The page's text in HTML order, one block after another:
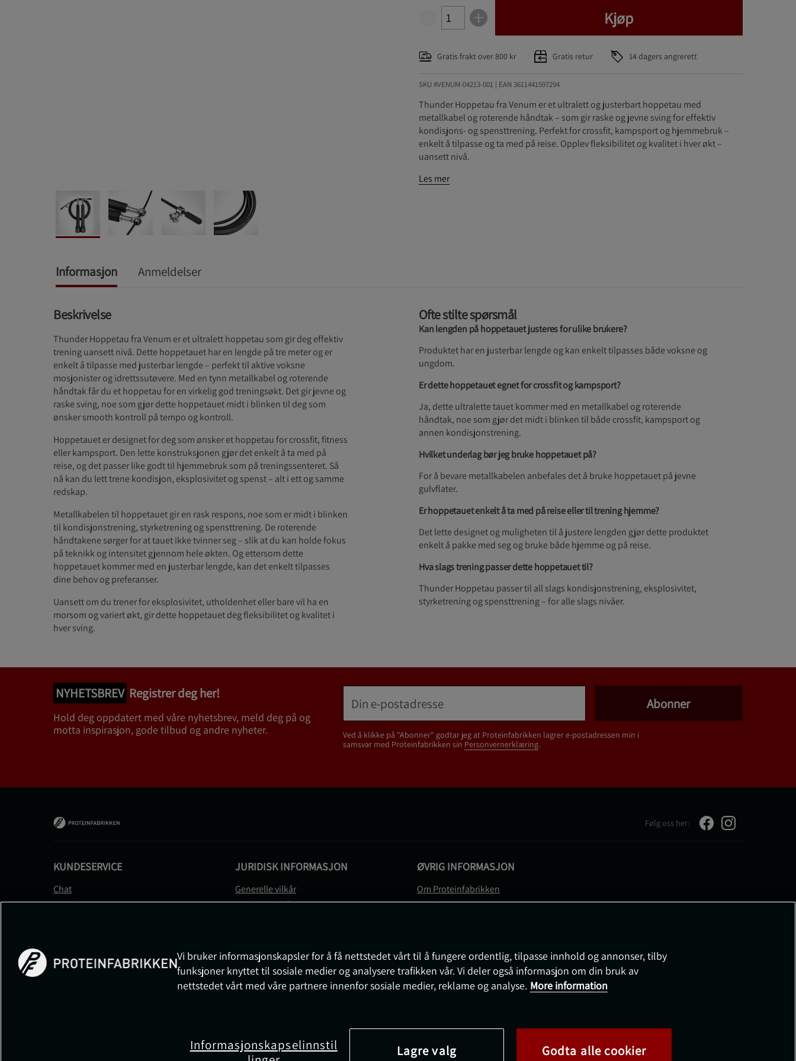
Kjøp
Gratis frakt over 800 kr Gratis retur 14 dagers angrerett
SKU #VENUM-04213-001 | EAN 3611441597294
Thunder Hoppetau fra Venum er et ultralett og justerbart hoppetau med
metallkabel og roterende håndtak – som gir raske og jevne sving for effektiv
kondisjons- og spensttrening. Perfekt for crossfit, kampsport og hjemmebruk –
enkelt å tilpasse og ta med på reise. Opplev fleksibilitet og kvalitet i hver økt –
uansett nivå.
Les mer
Informasjon Anmeldelser
Beskrivelse
Thunder Hoppetau fra Venum er et ultralett hoppetau som gir deg effektiv
trening uansett nivå. Dette hoppetauet har en lengde på tre meter og er
enkelt å tilpasse med justerbar lengde – perfekt til aktive voksne
mosjonister og idrettssutøvere. Med en tynn metallkabel og roterende
håndtak får du et hoppetau for en virkelig god treningsøkt. Det gir jevne og
raske sving, noe som gjør dette hoppetauet midt i blinken til deg som
ønsker smooth kontroll på tempo og kontroll.
Hoppetauet er designet for deg som ønsker et hoppetau for crossfit, fitness
eller kampsport. Den lette konstruksjonen gjør det enkelt å ta med på
reise, og det passer like godt til hjemmebruk som på treningssenteret. Så
nå kan du lett trene kondisjon, eksplosivitet og spenst – alt i ett og samme
redskap.
Metallkabelen til hoppetauet gir en rask respons, noe som er midt i blinken
til kondisjonstrening, styrketrening og spensttrening. De roterende
håndtakene sørger for at tauet ikke tvinner seg – slik at du kan holde fokus
på teknikk og intensitet gjennom hele økten. Og ettersom dette
hoppetauet kommer med en justerbar lengde, kan det enkelt tilpasses
dine behov og preferanser.
Uansett om du trener for eksplosivitet, utholdenhet eller bare vil ha en
morsom og variert økt, gir dette hoppetauet deg fleksibilitet og kvalitet i
hver sving.
Ofte stilte spørsmål
Kan lengden på hoppetauet justeres for ulike brukere?
Produktet har en justerbar lengde og kan enkelt tilpasses både voksne og
ungdom.
Er dette hoppetauet egnet for crossfit og kampsport?
Ja, dette ultralette tauet kommer med en metallkabel og roterende
håndtak, noe som gjør det midt i blinken til både crossfit, kampsport og
annen kondisjonstrening.
Hvilket underlag bør jeg bruke hoppetauet på?
For å bevare metallkabelen anbefales det å bruke hoppetauet på jevne
gulvflater.
Er hoppetauet enkelt å ta med på reise eller til trening hjemme?
Det lette designet og muligheten til å justere lengden gjør dette produktet
enkelt å pakke med seg og bruke både hjemme og på reise.
Hva slags trening passer dette hoppetauet til?
Thunder Hoppetau passer til all slags kondisjonstrening, eksplosivitet,
styrketrening og spensttrening – for alle slags nivåer.
NYHETSBREV Registrer deg her!
Hold deg oppdatert med våre nyhetsbrev, meld deg på og
motta inspirasjon, gode tilbud og andre nyheter.
Ved å klikke på "Abonner" godtar jeg at Proteinfabrikken lagrer e-postadressen min i
samsvar med Proteinfabrikken sin Personvernerklæring.
Abonner
Følg oss her:
KUNDESERVICE
Chat
Kontakt
FAQ
JURIDISK INFORMASJON
Generelle vilkår
Betalingsvilkår
Medlemsvilkår
Prisløfte
Informasjon om angrerett og reklamasjon
ØVRIG INFORMASJON
Om Proteinfabrikken
Gavekort
Vi bruker informasjonskapsler for å få nettstedet vårt til å fungere ordentlig, tilpasse innhold og annonser, tilby
funksjoner knyttet til sosiale medier og analysere trafikken vår. Vi deler også informasjon om din bruk av
nettstedet vårt med våre partnere innenfor sosiale medier, reklame og analyse. More information
Informasjonskapselinnstil
Lagre valg Godta alle cookier